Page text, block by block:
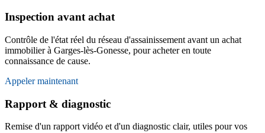
Inspection avant achat
Contrôle de l'état réel du réseau d'assainissement avant un achat
immobilier à Garges-lès-Gonesse, pour acheter en toute
connaissance de cause.
Appeler maintenant
Rapport & diagnostic
Remise d'un rapport vidéo et d'un diagnostic clair, utiles pour vos